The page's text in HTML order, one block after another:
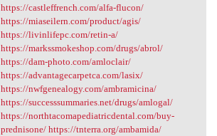
https://castleffrench.com/alfa-flucon/
https://miaseilern.com/product/agis/
https://livinlifepc.com/retin-a/
https://markssmokeshop.com/drugs/abrol/
https://dam-photo.com/amloclair/
https://advantagecarpetca.com/lasix/
https://nwfgenealogy.com/ambramicina/
https://successsummaries.net/drugs/amlogal/
https://northtacomapediatricdental.com/buy-
prednisone/ https://tnterra.org/ambamida/